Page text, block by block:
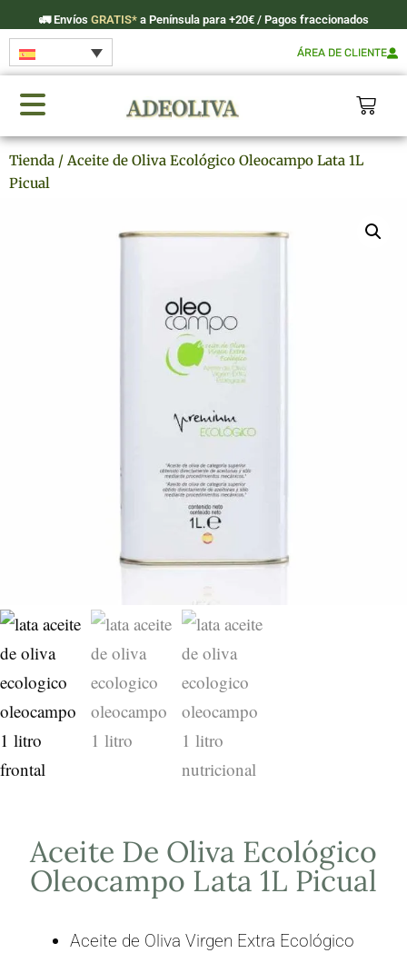
🚛Envíos GRATIS* a Península para +20€ / Pagos fraccionados
ÁREA DE CLIENTE
Tienda / Aceite de Oliva Ecológico Oleocampo Lata 1L
Picual
Aceite De Oliva Ecológico
Oleocampo Lata 1L Picual
Aceite de Oliva Virgen Extra Ecológico